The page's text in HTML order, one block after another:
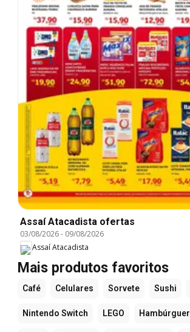
Assaí Atacadista ofertas
03/08/2026- 09/08/2026
Assaí Atacadista
Mais produtos favoritos
Café Celulares Sorvete Sushi
Nintendo Switch LEGO Hambúrguer